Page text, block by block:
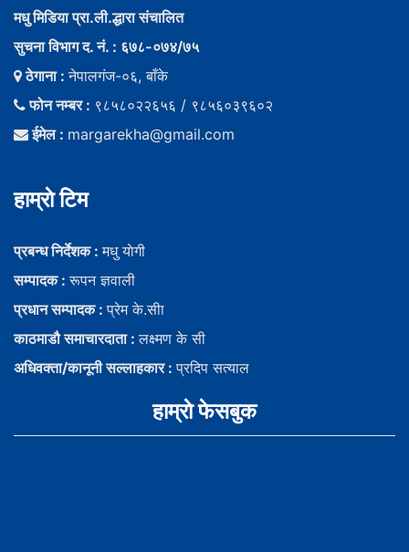
मधु मिडिया प्रा.ली.द्धारा संचालित
सुचना विभाग द. नं. : ६७८-०७४/७५
ठेगाना :नेपालगंज-०६, बाँके
फोन नम्बर : ९८५८०२२६५६ / ९८५६०३९६०२
ईमेल : margarekha@gmail.com
हाम्राे टिम
प्रबन्ध निर्देशक :मधु याेगी
सम्पादक :रूपन ज्ञवाली
प्रधान सम्पादक :प्रेम के.सीा
काठमाडौ समाचारदाता :लक्ष्मण के सी
अधिवक्ता/कानूनी सल्लाहकार :प्रदिप सत्याल
हाम्राे फेसबुक